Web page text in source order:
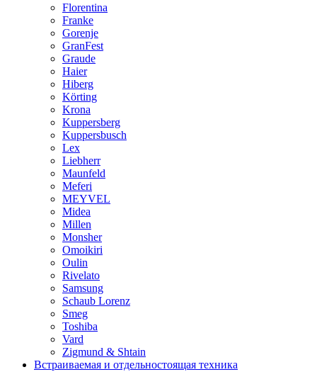
Florentina
Franke
Gorenje
GranFest
Graude
Haier
Hiberg
Körting
Krona
Kuppersberg
Kuppersbusch
Lex
Liebherr
Maunfeld
Meferi
MEYVEL
Midea
Millen
Monsher
Omoikiri
Oulin
Rivelato
Samsung
Schaub Lorenz
Smeg
Toshiba
Vard
Zigmund & Shtain
Встраиваемая и отдельностоящая техника